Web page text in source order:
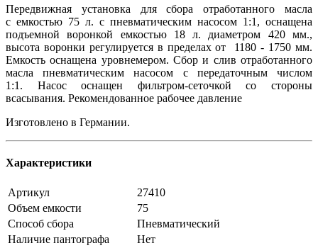
Передвижная установка для сбора отработанного масла
с емкостью 75 л. с пневматическим насосом 1:1, оснащена
подъемной воронкой емкостью 18 л. диаметром 420 мм.,
высота воронки регулируется в пределах от 1180 - 1750 мм.
Емкость оснащена уровнемером. Сбор и слив отработанного
масла пневматическим насосом с передаточным числом
1:1. Насос оснащен фильтром-сеточкой со стороны
всасывания. Рекомендованное рабочее давление
Изготовлено в Германии.
Характеристики
Артикул
27410
Объем емкости
75
Способ сбора
Пневматический
Наличие пантографа
Нет